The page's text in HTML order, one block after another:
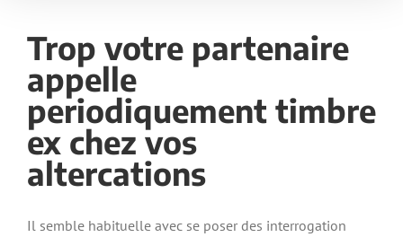
Trop votre partenaire
appelle
periodiquement timbre
ex chez vos
altercations
Il semble habituelle avec se poser des interrogation